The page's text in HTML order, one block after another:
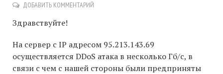
ДОБАВИТЬ КОММЕНТАРИЙ
Здравствуйте!
На сервер с IP адресом 95.213.143.69
осуществляется DDoS атака в несколько Гб/с, в
связи с чем с нашей стороны были предприняты